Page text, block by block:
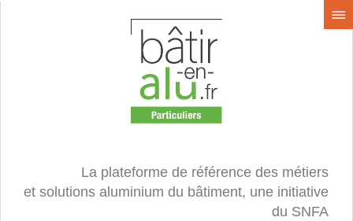
La plateforme de référence des métiers
et solutions aluminium du bâtiment, une initiative
du SNFA